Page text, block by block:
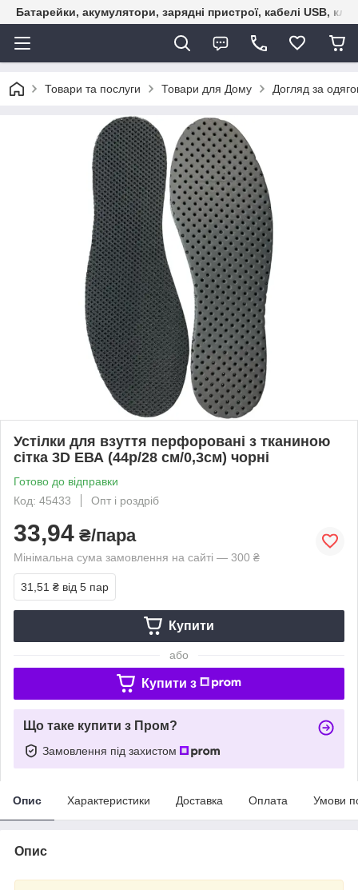
Батарейки, акумулятори, зарядні пристрої, кабелі USB,
Товари та послуги Товари для Дому Догляд за
Устілки для взуття перфоровані з тканиною
сітка 3D ЕВА (44р/28 см/0,3см) чорні
Готово до відправки
Код: 45433
Опт і роздріб
33,94 ₴/пара
Мінімальна сума замовлення на сайті — 300 ₴
31,51 ₴ від 5 пар
Купити
або
Купити з
Що таке купити з Пром?
Замовлення під захистом
Опис Характеристики Доставка Оплата Умови
Опис